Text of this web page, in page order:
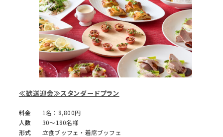
≪歓送迎会≫スタンダードプラン
料金
1名：8,800円
人数
30～180名様
形式
立食ブッフェ・着席ブッフェ